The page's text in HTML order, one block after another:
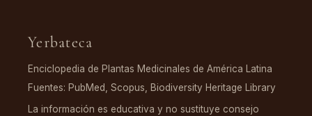
Yerbateca
Enciclopedia de Plantas Medicinales de América Latina
Fuentes: PubMed, Scopus, Biodiversity Heritage Library
La información es educativa y no sustituye consejo